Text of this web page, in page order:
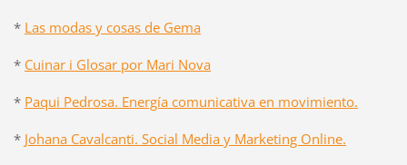
* Las modas y cosas de Gema
* Cuinar i Glosar por Mari Nova
* Paqui Pedrosa. Energía comunicativa en movimiento.
* Johana Cavalcanti. Social Media y Marketing Online.